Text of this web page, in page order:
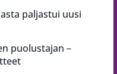
paljastui uusi
puolustajan –